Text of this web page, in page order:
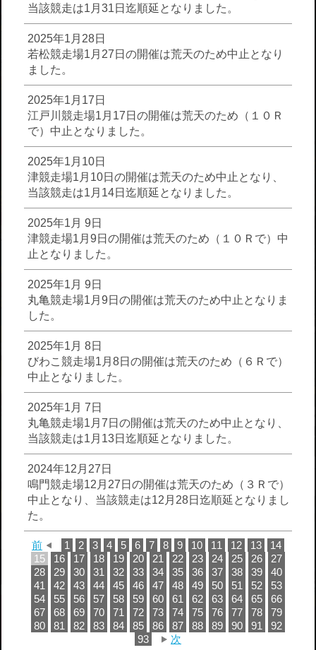
当該競走は1月31日迄順延となりました。
2025年1月28日
若松競走場1月27日の開催は荒天のため中止となり
ました。
2025年1月17日
江戸川競走場1月17日の開催は荒天のため（１０Ｒ
で）中止となりました。
2025年1月10日
津競走場1月10日の開催は荒天のため中止となり、
当該競走は1月14日迄順延となりました。
2025年1月 9日
津競走場1月9日の開催は荒天のため（１０Ｒで）中
止となりました。
2025年1月 9日
丸亀競走場1月9日の開催は荒天のため中止となりま
した。
2025年1月 8日
びわこ競走場1月8日の開催は荒天のため（６Ｒで）
中止となりました。
2025年1月 7日
丸亀競走場1月7日の開催は荒天のため中止となり、
当該競走は1月13日迄順延となりました。
2024年12月27日
鳴門競走場12月27日の開催は荒天のため（３Ｒで）
中止となり、当該競走は12月28日迄順延となりまし
た。
前 1 2 3 4 5 6 7 8 9 10 11 12 13
14
15
16 17 18 19 20 21 22 23 24 25 26
27
28
29 30 31 32 33 34 35 36 37 38 39
40
41
42 43 44 45 46 47 48 49 50 51 52
53
54
55 56 57 58 59 60 61 62 63 64 65
66
67
68 69 70 71 72 73 74 75 76 77 78
79
80
81 82 83 84 85 86 87 88 89 90 91
92
93
次